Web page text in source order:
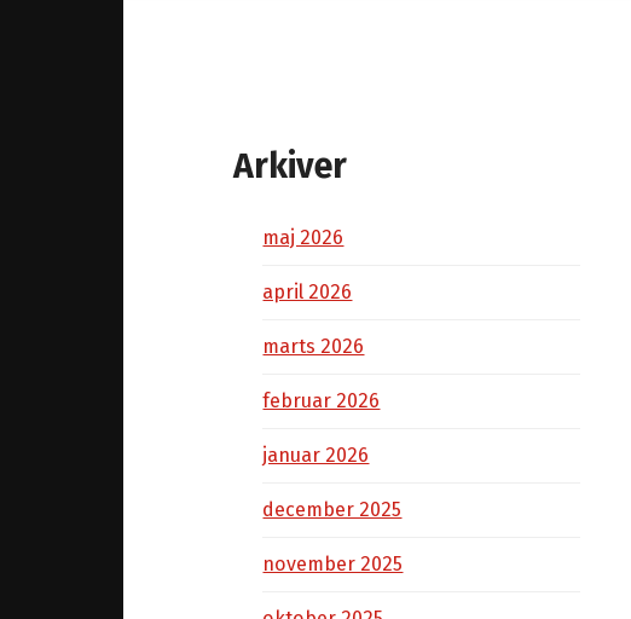
Arkiver
maj 2026
april 2026
marts 2026
februar 2026
januar 2026
december 2025
november 2025